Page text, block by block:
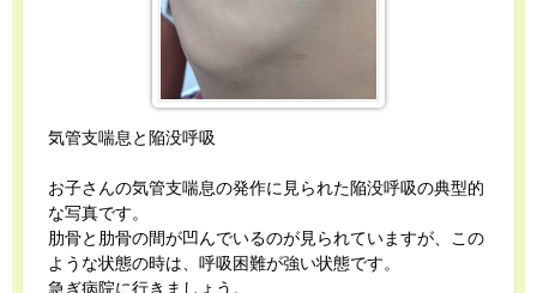
気管支喘息と陥没呼吸
お子さんの気管支喘息の発作に見られた陥没呼吸の典型的
な写真です。
肋骨と肋骨の間が凹んでいるのが見られていますが、この
ような状態の時は、呼吸困難が強い状態です。
急ぎ病院に行きましょう。